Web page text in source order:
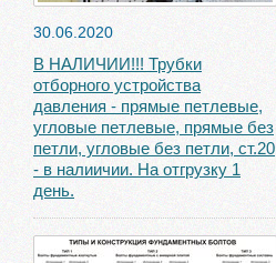
30.06.2020
В НАЛИЧИИ!!! Трубки
отборного устройства
давления - прямые петлевые,
угловые петлевые, прямые без
петли, угловые без петли, ст.20
- в налиичии. На отгрузку 1
день.